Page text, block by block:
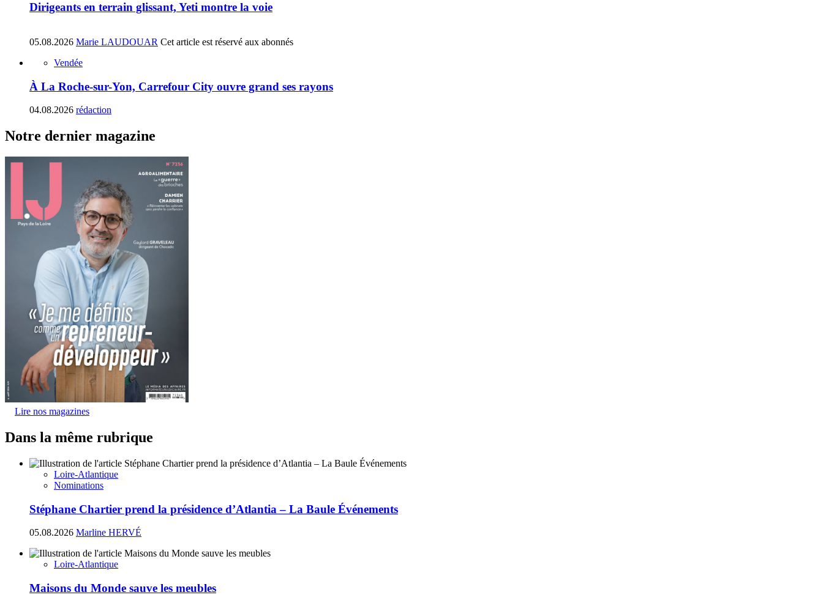
Dirigeants en terrain glissant, Yeti montre la voie
05.08.2026 Marie LAUDOUAR Cet article est réservé aux abonnés
Vendée
À La Roche-sur-Yon, Carrefour City ouvre grand ses rayons
04.08.2026 rédaction
Notre dernier magazine
Lire nos magazines
Dans la même rubrique
Loire-Atlantique
Nominations
Stéphane Chartier prend la présidence d’Atlantia – La Baule Événements
05.08.2026 Marline HERVÉ
Loire-Atlantique
Maisons du Monde sauve les meubles